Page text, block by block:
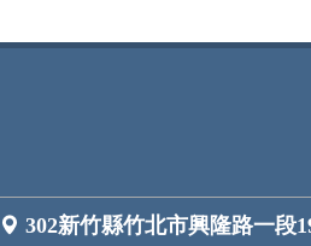
302新竹縣竹北市興隆路一段